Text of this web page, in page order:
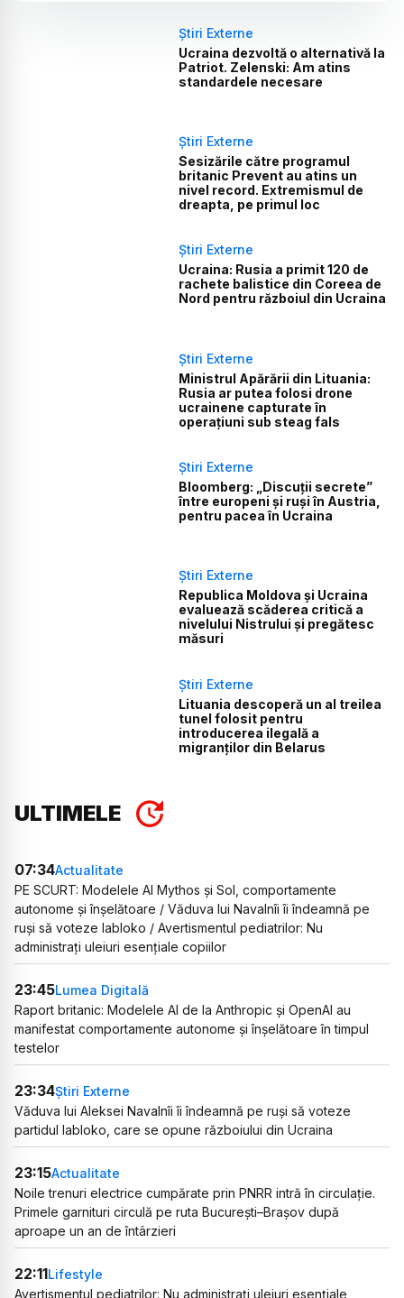
Știri Externe
Ucraina dezvoltă o alternativă la
Patriot. Zelenski: Am atins
standardele necesare
Știri Externe
Sesizările către programul
britanic Prevent au atins un
nivel record. Extremismul de
dreapta, pe primul loc
Știri Externe
Ucraina: Rusia a primit 120 de
rachete balistice din Coreea de
Nord pentru războiul din Ucraina
Știri Externe
Ministrul Apărării din Lituania:
Rusia ar putea folosi drone
ucrainene capturate în
operațiuni sub steag fals
Știri Externe
Bloomberg: „Discuții secrete”
între europeni și ruși în Austria,
pentru pacea în Ucraina
Știri Externe
Republica Moldova și Ucraina
evaluează scăderea critică a
nivelului Nistrului și pregătesc
măsuri
Știri Externe
Lituania descoperă un al treilea
tunel folosit pentru
introducerea ilegală a
migranților din Belarus
ULTIMELE
07:34Actualitate
PE SCURT: Modelele AI Mythos și Sol, comportamente
autonome și înșelătoare / Văduva lui Navalnîi îi îndeamnă pe
ruși să voteze Iabloko / Avertismentul pediatrilor: Nu
administrați uleiuri esențiale copiilor
23:45Lumea Digitală
Raport britanic: Modelele AI de la Anthropic și OpenAI au
manifestat comportamente autonome și înșelătoare în timpul
testelor
23:34Știri Externe
Văduva lui Aleksei Navalnîi îi îndeamnă pe ruși să voteze
partidul Iabloko, care se opune războiului din Ucraina
23:15Actualitate
Noile trenuri electrice cumpărate prin PNRR intră în circulație.
Primele garnituri circulă pe ruta București–Brașov după
aproape un an de întârzieri
22:11Lifestyle
Avertismentul pediatrilor: Nu administrați uleiuri esențiale